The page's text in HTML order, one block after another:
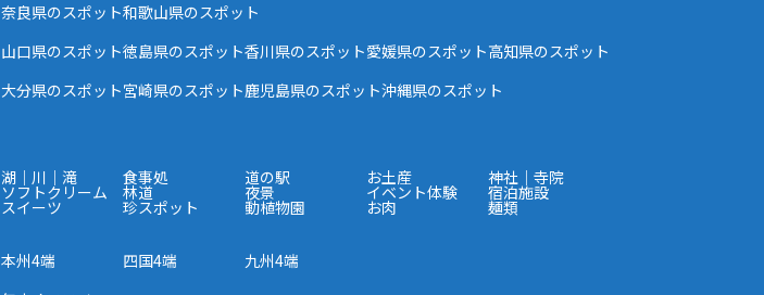
奈良県のスポット和歌山県のスポット
山口県のスポット徳島県のスポット香川県のスポット愛媛県のスポット高知県のスポット
大分県のスポット宮崎県のスポット鹿児島県のスポット沖縄県のスポット
湖｜川｜滝 食事処 道の駅 お土産 神社｜寺院
ソフトクリーム 林道 夜景 イベント体験 宿泊施設
スイーツ 珍スポット 動植物園 お肉 麺類
本州4端 四国4端 九州4端